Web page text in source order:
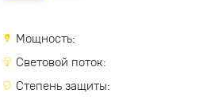
Мощность:
Световой поток:
Степень защиты: